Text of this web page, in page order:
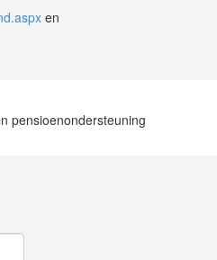
en
pensioenondersteuning